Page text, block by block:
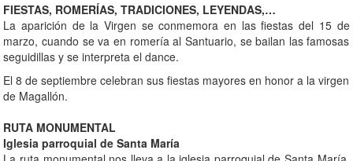
FIESTAS, ROMERÍAS, TRADICIONES, LEYENDAS,…
La aparición de la Virgen se conmemora en las fiestas del 15 de
marzo, cuando se va en romería al Santuario, se bailan las famosas
seguidillas y se interpreta el dance.
El 8 de septiembre celebran sus fiestas mayores en honor a la virgen
de Magallón.
RUTA MONUMENTAL
Iglesia parroquial de Santa María